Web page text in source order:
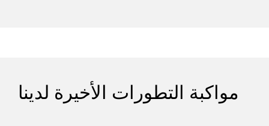
مواكبة التطورات الأخيرة لدينا